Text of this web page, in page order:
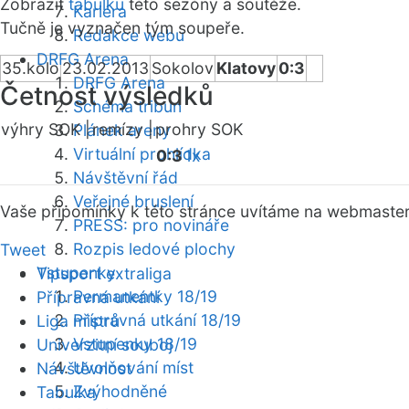
Kariéra
Redakce webu
DRFG Arena
DRFG Arena
Schéma tribun
Plánek areny
Virtuální prohlídka
Návštěvní řád
Veřejné bruslení
PRESS: pro novináře
Rozpis ledové plochy
Vstupenky
Permanentky 18/19
Přípravná utkání 18/19
Vstupenky 18/19
Uvolňování míst
Zvýhodněné
Zobrazit tabulku této sezóny a soutěže.
Tučně je vyznačen tým soupeře.
35.kolo 23.02.2013 Sokolov Klatovy0:3
Četnost výsledků
výhry SOK |remízy |prohry SOK
0:31x
Vaše připomínky k této stránce uvítáme na webmaster
Tweet
Tipsport extraliga
Přípravná utkání
Liga mistrů
Univerzitní souboj
Návštěvnost
Tabulka